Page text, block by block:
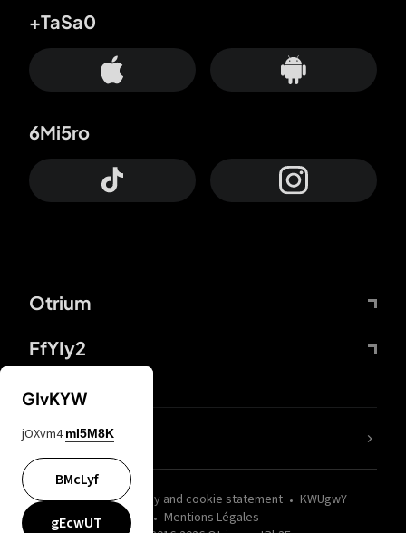
Otrium
FfYIy2
+TaSa0
6Mi5ro
wZQPfd Privacy and cookie statement
KWUgwY
Mentions Légales
nLC6tu
GIvKYW
jOXvm4 mI5M8K
BMcLyf
gEcwUT